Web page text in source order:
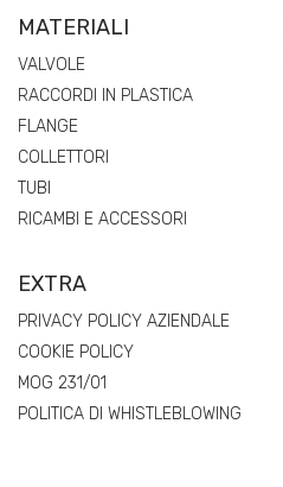
MATERIALI
VALVOLE
RACCORDI IN PLASTICA
FLANGE
COLLETTORI
TUBI
RICAMBI E ACCESSORI
EXTRA
PRIVACY POLICY AZIENDALE
COOKIE POLICY
MOG 231/01
POLITICA DI WHISTLEBLOWING